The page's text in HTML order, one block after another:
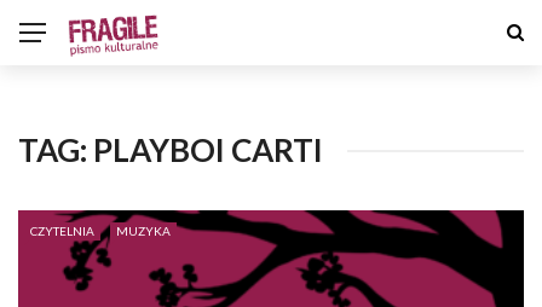
TAG: PLAYBOI CARTI
CZYTELNIA MUZYKA